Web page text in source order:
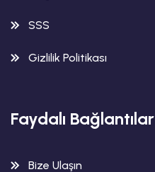
SSS
Gizlilik Politikası
Faydalı Bağlantılar
Bize Ulaşın